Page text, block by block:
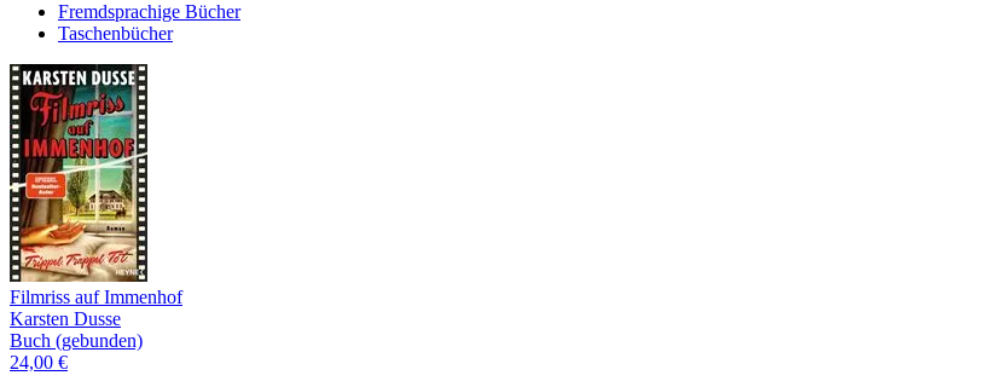
Fremdsprachige Bücher
Taschenbücher
Filmriss auf Immenhof
Karsten Dusse
Buch (gebunden)
24,00 €